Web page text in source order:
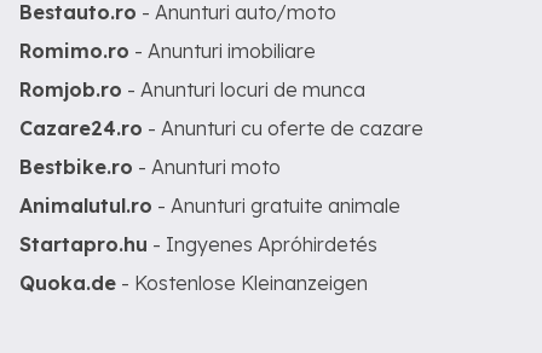
Bestauto.ro - Anunturi auto/moto
Romimo.ro - Anunturi imobiliare
Romjob.ro - Anunturi locuri de munca
Cazare24.ro - Anunturi cu oferte de cazare
Bestbike.ro - Anunturi moto
Animalutul.ro - Anunturi gratuite animale
Startapro.hu - Ingyenes Apróhirdetés
Quoka.de - Kostenlose Kleinanzeigen